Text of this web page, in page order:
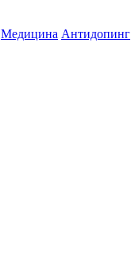
Медицина Антидопинг